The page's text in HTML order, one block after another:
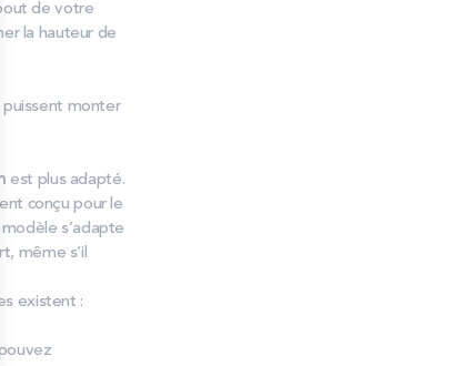
de votre
la hauteur de
puissent monter
est plus adapté.
conçu pour le
s’adapte
même s’il
existent :